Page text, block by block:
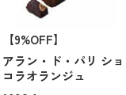
【9%OFF】
アラン・ド・パリ ショ
コラオランジュ